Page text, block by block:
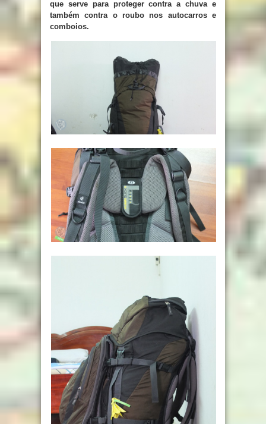
que serve para proteger contra a chuva e
também contra o roubo nos autocarros e
comboios.